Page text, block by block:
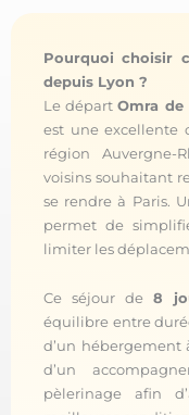
Pourquoi choisir
depuis Lyon ?
Le départOmra de
est une excellente
région Auvergne-
voisins souhaitant
se rendre à Paris.
permet de
limiter les
Ce séjour de8
équilibre entre
d’un hébergement
d’un
pèlerinage afin